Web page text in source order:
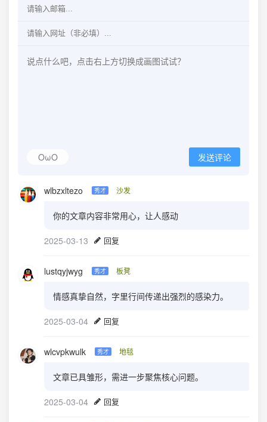
OωO 发送评论
wlbzxltezo 秀才 沙发
你的文章内容非常用心，让人感动
2025-03-13 回复
lustqyjwyg 秀才 板凳
情感真挚自然，字里行间传递出强烈的感染力。
2025-03-04 回复
wlcvpkwulk 秀才 地毯
文章已具雏形，需进一步聚焦核心问题。
2025-03-04 回复